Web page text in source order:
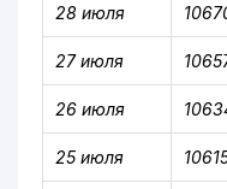
28 июля
27 июля
26 июля
25 июля